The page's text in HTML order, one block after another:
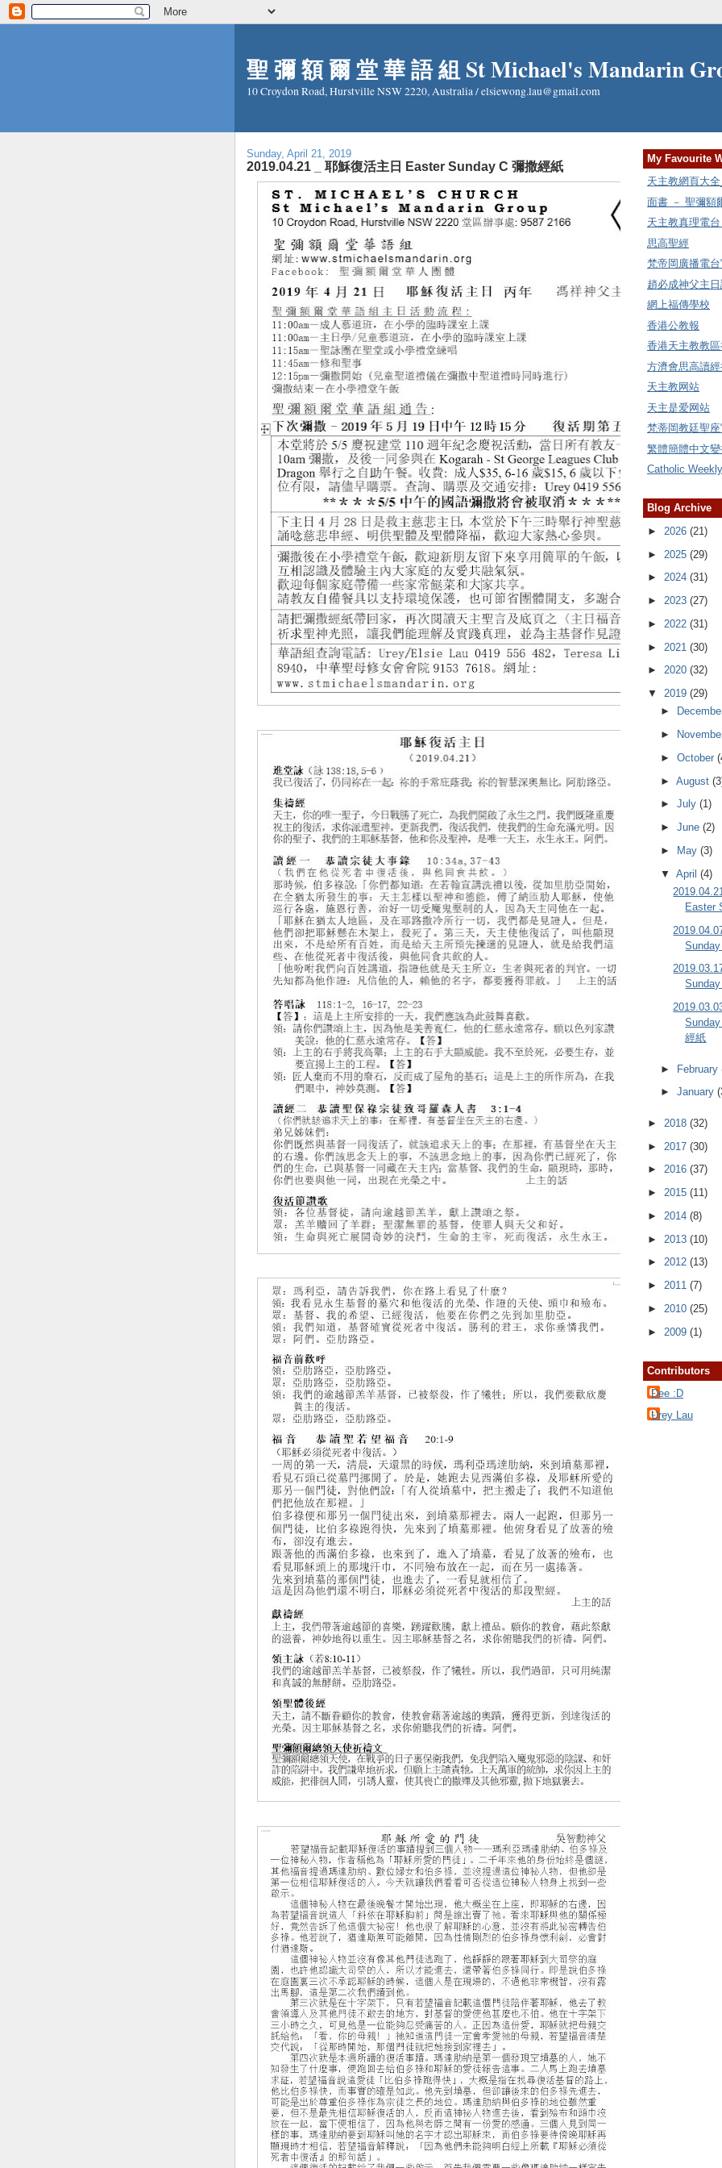
聖 彌 額 爾 堂 華 語 組 St Michael's Mandarin
10 Croydon Road, Hurstville NSW 2220, Australia / elsiewong.lau@gmail.com
Sunday, April 21, 2019
2019.04.21 _ 耶穌復活主日 Easter Sunday C 彌撒經紙
My Favourite
天主教網頁大
面書 － 聖彌額
天主教真理電
思高聖經
梵帝岡廣播電
趙必成神父主
網上福傳學校
香港公教報
香港天主教教
方濟會思高讀
天主教网站
天主是爱网站
梵蒂岡教廷聖
繁體簡體中文
Catholic Weekly
Blog Archive
► 2026 (21)
► 2025 (29)
► 2024 (31)
► 2023 (27)
► 2022 (31)
► 2021 (30)
► 2020 (32)
▼ 2019 (29)
►
►
► October
► August
► July (1)
► June (2)
►
May (3)
▼ April (4)
Easter
經紙
► February
► January
► 2018 (32)
► 2017 (30)
► 2016 (37)
► 2015 (11)
► 2014 (8)
► 2013 (10)
► 2012 (13)
► 2011 (7)
► 2010 (25)
► 2009 (1)
Contributors
Dee :D
Urey Lau